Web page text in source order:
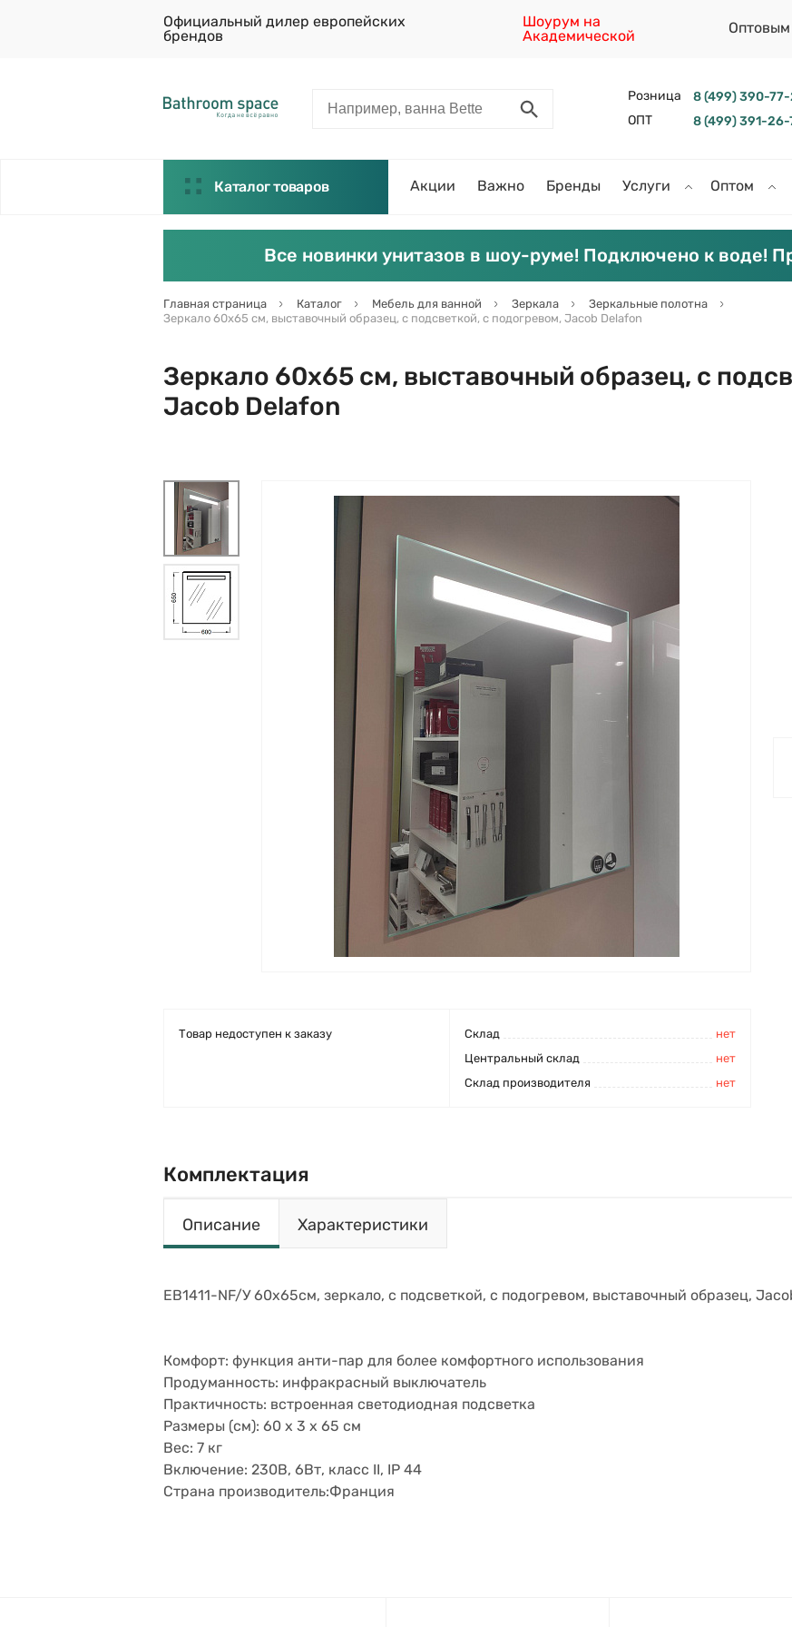
Официальный дилер европейских
брендов
Шоурум на
Академической
Оптовым
Розница 8 (499) 390-77-
ОПТ
8 (499) 391-26-
Каталог товаров Акции Важно Бренды Услуги Оптом
Все новинки унитазов в шоу-руме! Подключено к воде!
Главная страница Каталог Мебель для ванной Зеркала
Зеркальные полотна
Зеркало 60х65 см, выставочный образец, с подсветкой, с подогревом, Jacob Delafon
Зеркало 60х65 см, выставочный образец, с
Jacob Delafon
Товар недоступен к заказу Cклад
нет
Центральный склад
нет
Склад производителя
нет
Комплектация
Описание Характеристики
EB1411-NF/У 60х65см, зеркало, с подсветкой, с подогревом, выставочный образец,
Комфорт: функция анти-пар для более комфортного использования
Продуманность: инфракрасный выключатель
Практичность: встроенная светодиодная подсветка
Размеры (см): 60 x 3 x 65 см
Вес: 7 кг
Включение: 230В, 6Вт, класс II, IP 44
Страна производитель:Франция